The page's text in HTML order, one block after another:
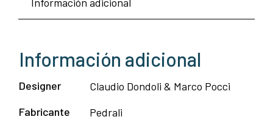
Información adicional
Designer
Claudio Dondoli & Marco Pocci
Fabricante
Pedrali